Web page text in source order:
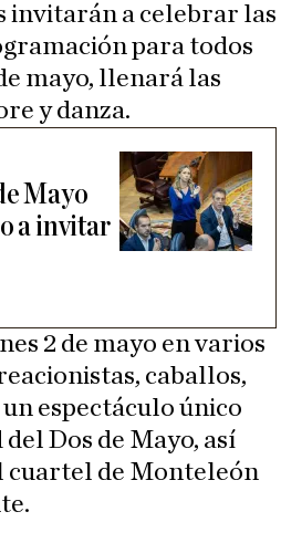
invitarán a celebrar las
para todos
mayo, llenará las
y danza.
Mayo
a invitar
2 de mayo en varios
caballos,
espectáculo único
Dos de Mayo, así
cuartel de Monteleón